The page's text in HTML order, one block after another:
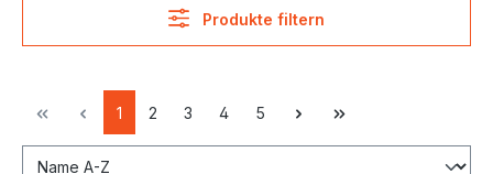
Produkte filtern
1 2 3 4 5